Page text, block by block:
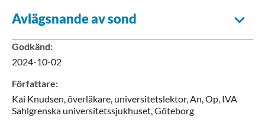
Avlägsnande av sond
Godkänd:
2024-10-02
Författare:
Kai Knudsen,överläkare, universitetslektor,An, Op, IVA
Sahlgrenska universitetssjukhuset,Göteborg